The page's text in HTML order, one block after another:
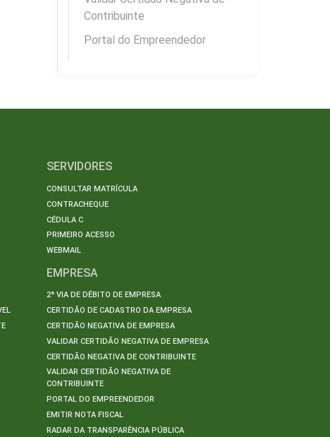
Contribuinte
Portal do Empreendedor
SERVIDORES
CONSULTAR MATRÍCULA
CONTRACHEQUE
CÉDULA C
PRIMEIRO ACESSO
WEBMAIL
EMPRESA
2ª VIA DE DÉBITO DE EMPRESA
CERTIDÃO DE CADASTRO DA EMPRESA
CERTIDÃO NEGATIVA DE EMPRESA
VALIDAR CERTIDÃO NEGATIVA DE EMPRESA
CERTIDÃO NEGATIVA DE CONTRIBUINTE
VALIDAR CERTIDÃO NEGATIVA DE
CONTRIBUINTE
PORTAL DO EMPREENDEDOR
EMITIR NOTA FISCAL
RADAR DA TRANSPARÊNCIA PÚBLICA